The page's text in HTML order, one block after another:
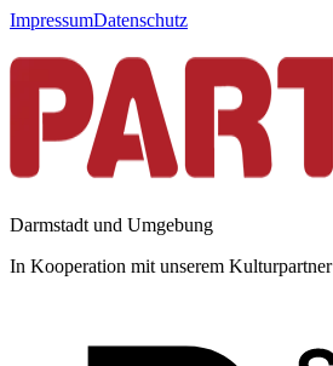
ImpressumDatenschutz
Darmstadt und Umgebung
In Kooperation mit unserem Kulturpartner